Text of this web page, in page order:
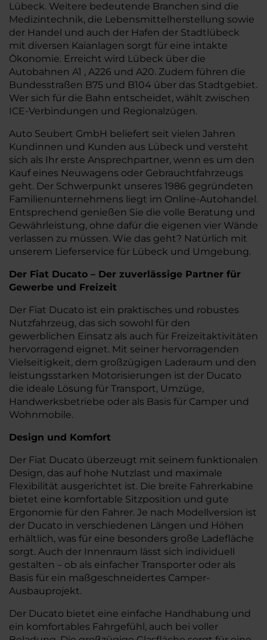
Lübeck. Weitere bedeutende Branchen sind die
Medizintechnik, die Lebensmittelherstellung sowie
der Handel und auch der Hafen der Stadtlübeck
mit diversen Kaianlagen sorgt für eine intakte
Ökonomie. Erreicht wird Lübeck über die
Autobahnen A1 , A226 und A20. Zudem führen die
Bundesstraßen B75 und B104 über das Stadtgebiet.
Wer sich für die Bahn entscheidet, wählt zwischen
ICE-Verbindungen und Regionalzügen.
Auto Seubert GmbH beliefert seit vielen Jahren
Kundinnen und Kunden aus Lübeck und versteht
sich als Ihr erste Ansprechpartner, wenn es um den
Kauf eines Neuwagens oder Gebrauchtfahrzeugs
geht. Der Schwerpunkt unseres 1986 gegründeten
Familienunternehmens liegt im Online-Autohandel.
Entsprechend genießen Sie die volle Beratung und
Gewährleistung, ohne dafür die eigenen vier Wände
verlassen zu müssen. Wie das geht? Natürlich mit
unserem Lieferservice für Lübeck und Umgebung.
Der Fiat Ducato – Der zuverlässige Partner für
Gewerbe und Freizeit
Der Fiat Ducato ist ein praktisches und robustes
Nutzfahrzeug, das sich sowohl für den
gewerblichen Einsatz als auch für Freizeitaktivitäten
hervorragend eignet. Mit seiner hervorragenden
Vielseitigkeit, dem großzügigen Laderaum und den
leistungsstarken Motorisierungen ist der Ducato
die ideale Lösung für Transport, Umzüge,
Handwerksbetriebe oder als Basis für Camper und
Wohnmobile.
Design und Komfort
Der Fiat Ducato überzeugt mit seinem funktionalen
Design, das auf hohe Nutzlast und maximale
Flexibilität ausgerichtet ist. Die breite Fahrerkabine
bietet eine komfortable Sitzposition und gute
Ergonomie für den Fahrer. Je nach Modellversion ist
der Ducato in verschiedenen Längen und Höhen
erhältlich, was für eine besonders große Ladefläche
sorgt. Auch der Innenraum lässt sich individuell
gestalten – ob als einfacher Transporter oder als
Basis für ein maßgeschneidertes Camper-
Ausbauprojekt.
Der Ducato bietet eine einfache Handhabung und
ein komfortables Fahrgefühl, auch bei voller